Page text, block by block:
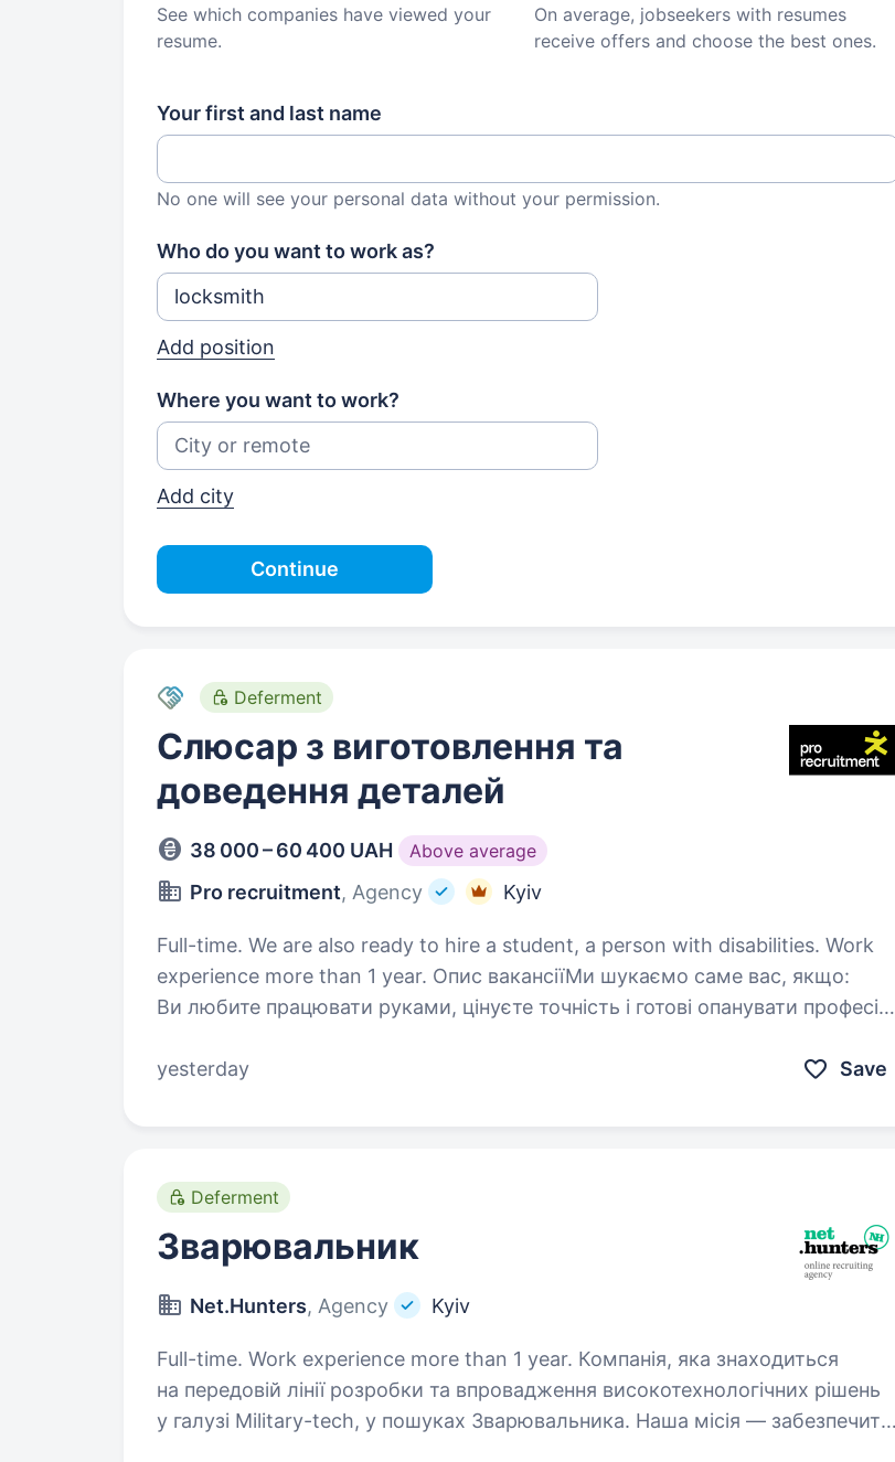
See which companies have viewed your
resume.
On average, jobseekers with resumes
receive offers and choose the best ones.
Your first and last name
No one will see your personal data without your permission.
Who do you want to work as?
Add position
Where you want to work?
Add city
Continue
Deferment
Слюсар з виготовлення та
доведення деталей
38 000 – 60 400 UAH Above average
Pro recruitment, Agency Kyiv
Full-time. We are also ready to hire a student, a person with disabilities. Work
experience more than 1 year. Опис вакансіїМи шукаємо саме вас, якщо:
Ви любите працювати руками, цінуєте точність і готові опанувати професію
відповідальність. Що ви будете робити:…
yesterday Save
Deferment
Зварювальник
Net.Hunters, Agency Kyiv
Full-time. Work experience more than 1 year. Компанія, яка знаходиться
на передовій лінії розробки та впровадження високотехнологічних рішень
у галузі Military-tech, у пошуках Зварювальника. Наша місія — забезпечити